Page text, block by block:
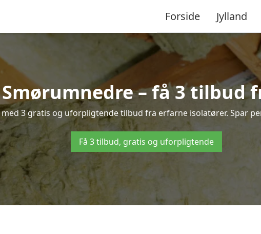
Forside Jylland
– få 3 tilbud
3 gratis og uforpligtende tilbud fra erfarne isolatører. Spar
Få 3 tilbud, gratis og uforpligtende